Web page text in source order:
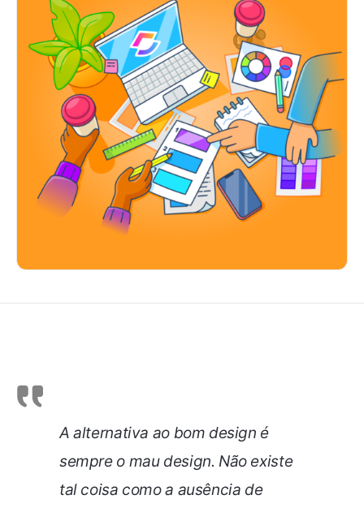
A alternativa ao bom design é
sempre o mau design. Não existe
tal coisa como a ausência de